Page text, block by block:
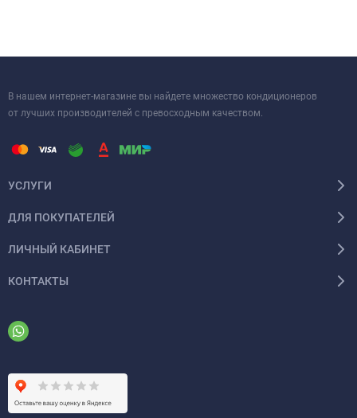
В нашем интернет-магазине вы найдете множество кондиционеров
от лучших производителей с превосходным качеством.
УСЛУГИ
ДЛЯ ПОКУПАТЕЛЕЙ
ЛИЧНЫЙ КАБИНЕТ
КОНТАКТЫ